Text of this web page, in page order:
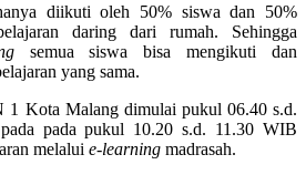
diikuti oleh 50% siswa dan 50%
daring dari rumah. Sehingga
semua siswa bisa mengikuti dan
yang sama.
Kota Malang dimulai pukul 06.40 s.d.
pada pukul 10.20 s.d. 11.30 WIB
melalui e-learning madrasah.